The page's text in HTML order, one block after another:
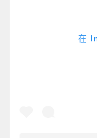
在